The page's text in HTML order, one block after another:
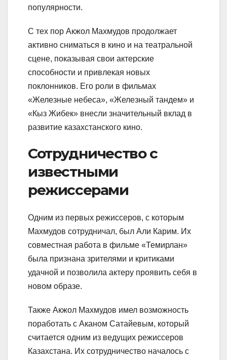
популярности.
С тех пор Акжол Махмудов продолжает
активно сниматься в кино и на театральной
сцене, показывая свои актерские
способности и привлекая новых
поклонников. Его роли в фильмах
«Железные небеса», «Железный тандем» и
«Кыз Жибек» внесли значительный вклад в
развитие казахстанского кино.
Сотрудничество с
известными
режиссерами
Одним из первых режиссеров, с которым
Махмудов сотрудничал, был Али Карим. Их
совместная работа в фильме «Темирлан»
была признана зрителями и критиками
удачной и позволила актеру проявить себя в
новом образе.
Также Акжол Махмудов имел возможность
поработать с Аканом Сатайевым, который
считается одним из ведущих режиссеров
Казахстана. Их сотрудничество началось с